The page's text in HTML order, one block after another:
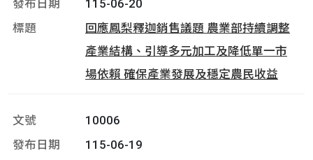
115-06-20
回應鳳梨釋迦銷售議題 農業部持續調整
產業結構、引導多元加工及降低單一市
場依賴 確保產業發展及穩定農民收益
10006
115-06-19